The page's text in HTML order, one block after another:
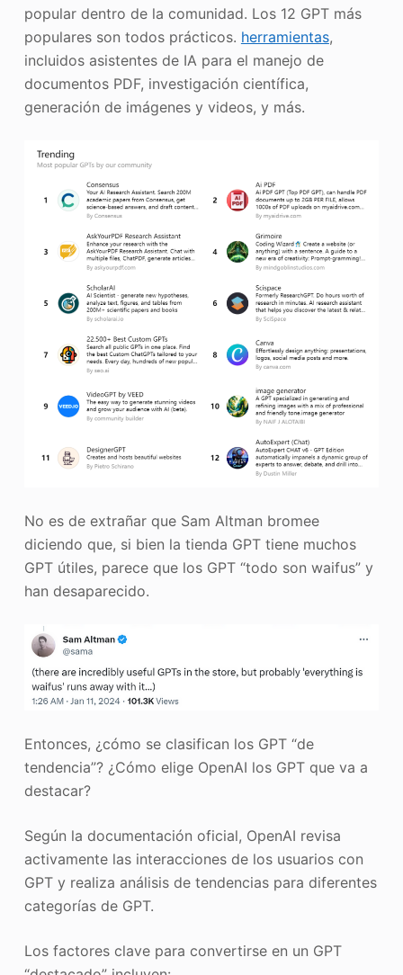
popular dentro de la comunidad. Los 12 GPT más
populares son todos prácticos. herramientas,
incluidos asistentes de IA para el manejo de
documentos PDF, investigación científica,
generación de imágenes y videos, y más.
No es de extrañar que Sam Altman bromee
diciendo que, si bien la tienda GPT tiene muchos
GPT útiles, parece que los GPT “todo son waifus” y
han desaparecido.
Entonces, ¿cómo se clasifican los GPT “de
tendencia”? ¿Cómo elige OpenAI los GPT que va a
destacar?
Según la documentación oficial, OpenAI revisa
activamente las interacciones de los usuarios con
GPT y realiza análisis de tendencias para diferentes
categorías de GPT.
Los factores clave para convertirse en un GPT